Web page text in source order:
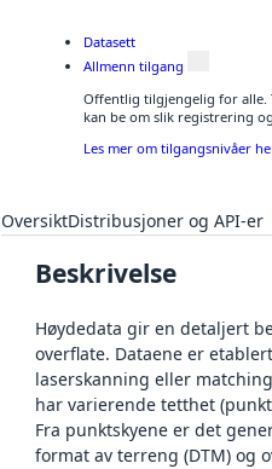
Datasett
Allmenn tilgang
Offentlig tilgjengelig for alle.
kan be om slik registrering
Les mer om tilgangsnivåer
OversiktDistribusjoner og API-er
Beskrivelse
Høydedata gir en detaljert
overflate. Dataene er
laserskanning eller
har varierende tetthet
Fra punktskyene er det
format av terreng (DTM) og